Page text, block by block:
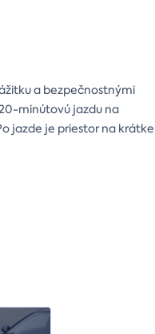
a bezpečnostnými
minútovú jazdu na
jazde je priestor na krátke